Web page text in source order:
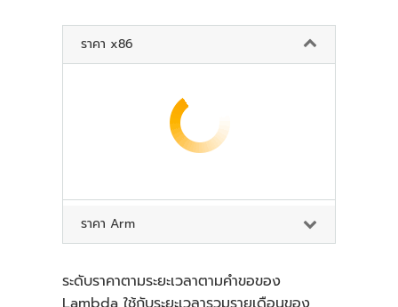
ราคา x86
ราคา Arm
ระดับราคาตามระยะเวลาตามคำขอของ